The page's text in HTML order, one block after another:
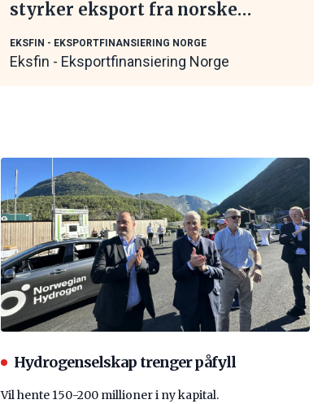
styrker eksport fra norske
EKSFIN - EKSPORTFINANSIERING NORGE
Eksfin - Eksportfinansiering Norge
Hydrogenselskap trenger påfyll
Vil hente 150-200 millioner i ny kapital.